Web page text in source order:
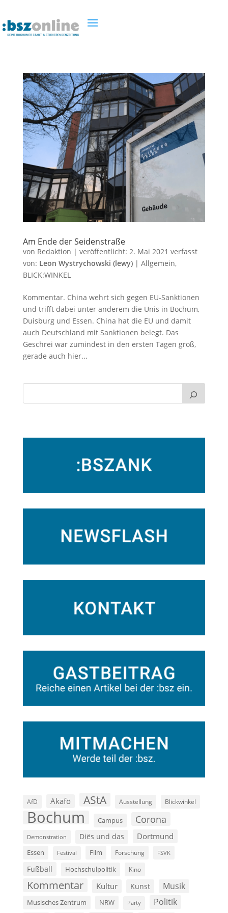
Am Ende der Seidenstraße
von Redaktion | veröffentlicht: 2. Mai 2021 verfasst
von: Leon Wystrychowski (lewy)| Allgemein,
BLICK:WINKEL
Kommentar. China wehrt sich gegen EU-Sanktionen
und trifft dabei unter anderem die Unis in Bochum,
Duisburg und Essen. China hat die EU und damit
auch Deutschland mit Sanktionen belegt. Das
Geschrei war zumindest in den ersten Tagen groß,
gerade auch hier...
AfD Akafö AStA Ausstellung Blickwinkel
Bochum Campus Corona
Demonstration Diës und das Dortmund
Essen Festival Film Forschung FSVK
Fußball Hochschulpolitik Kino
Kommentar Kultur Kunst Musik
Musisches Zentrum NRW Party Politik